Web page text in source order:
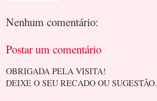
Nenhum comentário:
Postar um comentário
OBRIGADA PELA VISITA!
DEIXE O SEU RECADO OU SUGESTÃO.